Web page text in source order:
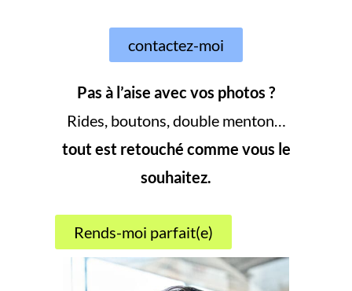
contactez-moi
Pas à l’aise avec vos photos ?
Rides, boutons, double menton…
tout est retouché comme vous le
souhaitez.
Rends-moi parfait(e)